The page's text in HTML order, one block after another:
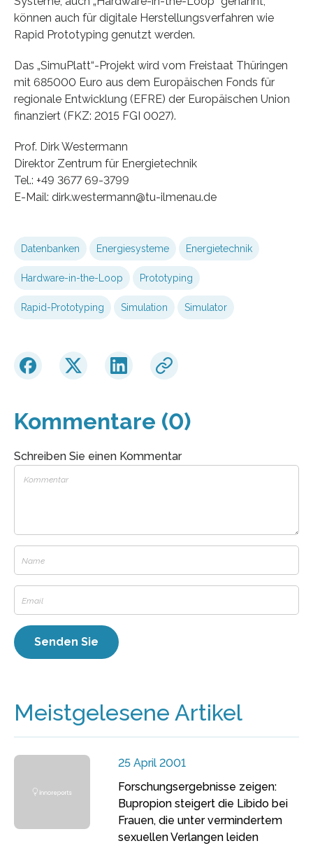
können auch für digitale Herstellungsverfahren wie
Rapid Prototyping genutzt werden.
Das „SimuPlatt“-Projekt wird vom Freistaat Thüringen
mit 685000 Euro aus dem Europäischen Fonds für
regionale Entwicklung (EFRE) der Europäischen Union
finanziert (FKZ: 2015 FGI 0027).
Prof. Dirk Westermann
Direktor Zentrum für Energietechnik
Tel.: +49 3677 69-3799
E-Mail: dirk.westermann@tu-ilmenau.de
Datenbanken Energiesysteme Energietechnik
Hardware-in-the-Loop Prototyping
Rapid-Prototyping Simulation Simulator
Kommentare (0)
Schreiben Sie einen Kommentar
Meistgelesene Artikel
25 April 2001
Forschungsergebnisse zeigen:
Bupropion steigert die Libido bei
Frauen, die unter vermindertem
sexuellen Verlangen leiden